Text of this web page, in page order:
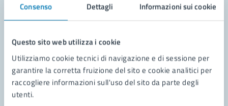
Consenso Dettagli Informazioni sui cookie
Questo sito web utilizza i cookie
Utilizziamo cookie tecnici di navigazione e di sessione per
garantire la corretta fruizione del sito e cookie analitici per
raccogliere informazioni sull'uso del sito da parte degli
utenti.
Leggi le domande frequenti
Richiedi assistenza
Prenota appuntamento
Problemi in città